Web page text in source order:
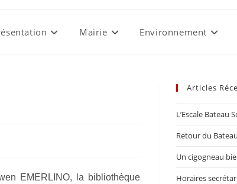
Mairie Environnement
EMERLINO, la bibliothèque
Articles
L’Escale Bateau
Retour du
Un cigogneau
Horaires